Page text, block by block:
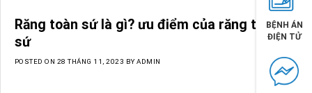
Răng toàn sứ là gì? ưu điểm của răng toàn
sứ
POSTED ON 28 THÁNG 11, 2023 BYADMIN
BỆNH ÁN
ĐIỆN TỬ